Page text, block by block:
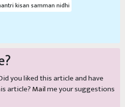
kisan samman nidhi
you liked this article and have
article?Mailme your suggestions